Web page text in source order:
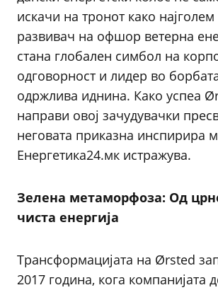
искачи на тронот како најголем
развивач на офшор ветерна
стана глобален симбол на
одговорност и лидер во
одржлива иднина. Како успеа
направи овој зачудувачки
неговата приказна инспирира
Енергетика24.мк истражува.
Зелена метаморфоза: Од
чиста енергија
Трансформацијата на Ørsted
2017 година, кога компанијата